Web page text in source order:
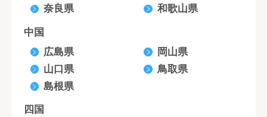
奈良県
和歌山県
中国
広島県
岡山県
山口県
鳥取県
島根県
四国